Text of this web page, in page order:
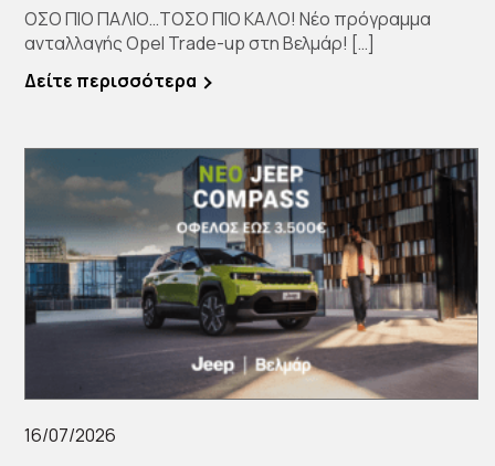
ΟΣΟ ΠΙΟ ΠΑΛΙΟ…ΤΟΣΟ ΠΙΟ ΚΑΛΟ! Νέο πρόγραμμα
ανταλλαγής Opel Trade-up στη Βελμάρ! […]
Δείτε περισσότερα
16/07/2026